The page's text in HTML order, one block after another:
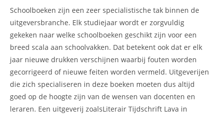
Schoolboeken zijn een zeer specialistische tak binnen de
uitgeversbranche. Elk studiejaar wordt er zorgvuldig
gekeken naar welke schoolboeken geschikt zijn voor een
breed scala aan schoolvakken. Dat betekent ook dat er elk
jaar nieuwe drukken verschijnen waarbij fouten worden
gecorrigeerd of nieuwe feiten worden vermeld. Uitgeverijen
die zich specialiseren in deze boeken moeten dus altijd
goed op de hoogte zijn van de wensen van docenten en
leraren. Een uitgeverij zoalsLiterair Tijdschrift Lava in